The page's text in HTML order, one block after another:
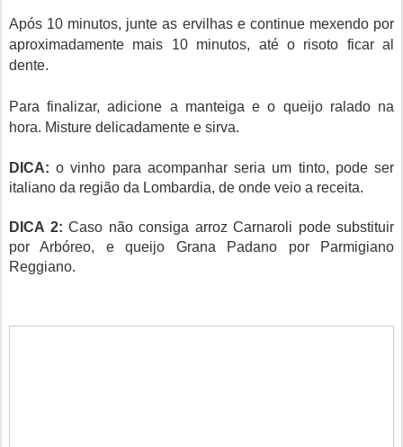
Após 10 minutos, junte as ervilhas e continue mexendo por
aproximadamente mais 10 minutos, até o risoto ficar al
dente.
Para finalizar, adicione a manteiga e o queijo ralado na
hora. Misture delicadamente e sirva.
DICA:o vinho para acompanhar seria um tinto, pode ser
italiano da região da Lombardia, de onde veio a receita.
DICA 2: Caso não consiga arroz Carnaroli pode substituir
por Arbóreo, e queijo Grana Padano por Parmigiano
Reggiano.